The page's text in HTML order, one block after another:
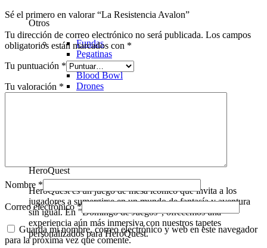
Otros
Fundas
Pegatinas
Insertos
Blood Bowl
Drones
HeroQuest
HeroQuest es un juego de mesa icónico que invita a los
jugadores a sumergirse en un mundo de fantasía y aventura
sin igual. En "Domingo de Juegos", ofrecemos una
experiencia aún más inmersiva con nuestros tapetes
personalizados para HeroQuest.
Sé el primero en valorar “La Resistencia Avalon”
Tu dirección de correo electrónico no será publicada. Los campos
obligatorios están marcados con *
Tu puntuación *
Tu valoración *
Nombre *
Correo electrónico*
Guarda mi nombre, correo electrónico y web en este navegador
para la próxima vez que comente.